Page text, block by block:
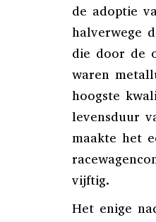
de adoptie
halverwege
die door de
waren
hoogste
levensduur
maakte het
vijftig.
Het enige